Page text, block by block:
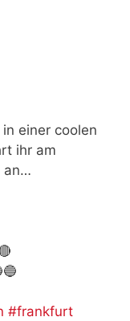
einer coolen
ihr am
an…
#frankfurt